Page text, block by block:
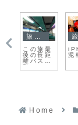
2019年
新しい旅
に持って
いく荷物
はこれ！
や
来
Home